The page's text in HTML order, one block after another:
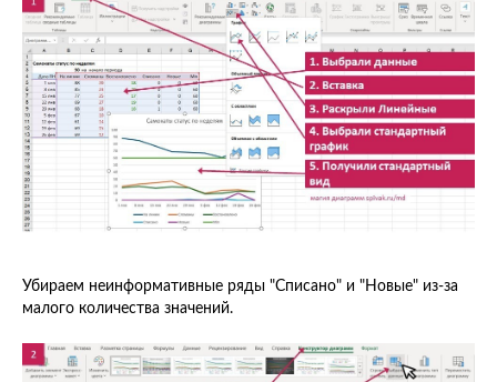
Убираем неинформативные ряды "Списано" и "Новые" из-за
малого количества значений.